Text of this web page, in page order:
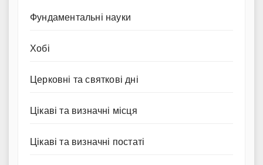
Фундаментальні науки
Хобі
Церковні та святкові дні
Цікаві та визначні місця
Цікаві та визначні постаті